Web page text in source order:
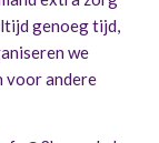
genoeg tijd,
we
voor andere